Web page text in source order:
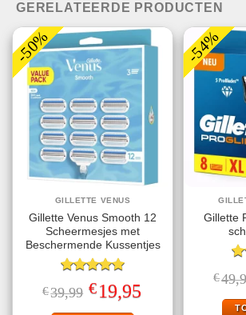
GERELATEERDE PRODUCTEN
-50%
GILLETTE VENUS
Gillette Venus Smooth 12
Scheermesjes met
Beschermende Kussentjes
Gewaardeerd
5.00uit 5
€39,99 Oorspronkelijke
prijs
was:
€19,95prijs
-54%
Gillette
€